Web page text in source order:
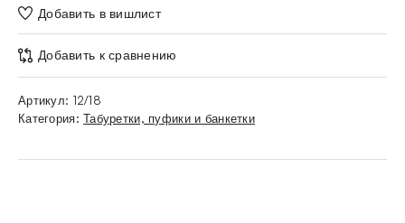
Добавить в вишлист
Добавить к сравнению
Артикул: 12/18
Категория:Табуретки, пуфики и банкетки